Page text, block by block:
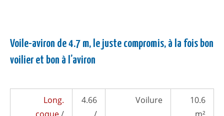
Voile-aviron de 4.7 m, le juste compromis, à la fois bon
voilier et bon à l’aviron
Long.
4.66
Voilure
10.6